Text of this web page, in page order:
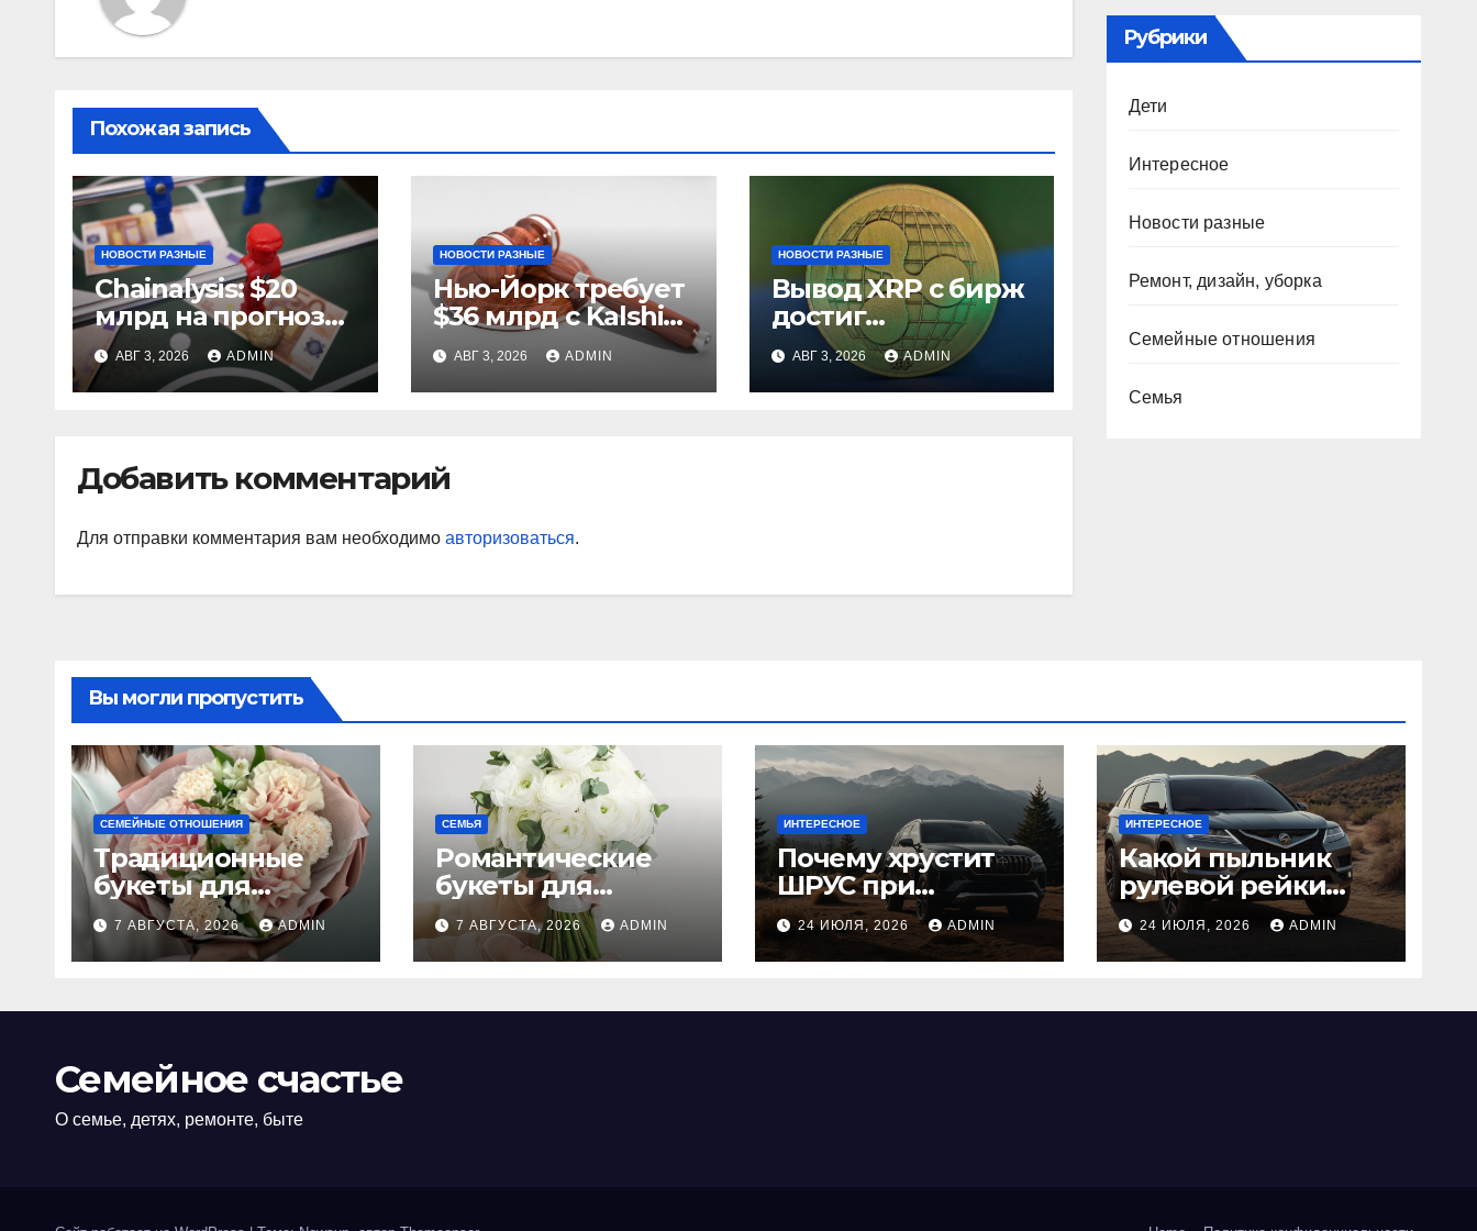
Похожая запись
НОВОСТИ РАЗНЫЕ
Chainalysis: $20
млрд на прогнозах
ЧМ-2022, $5,4 млн
из них незаконные
АВГ 3, 2026 ADMIN
НОВОСТИ РАЗНЫЕ
Нью-Йорк требует
$36 млрд с Kalshi
за незаконные
ставки
АВГ 3, 2026 ADMIN
НОВОСТИ РАЗНЫЕ
Вывод XRP с бирж
достиг
рекордного
максимума за 5
лет
АВГ 3, 2026 ADMIN
Добавить комментарий
Для отправки комментария вам необходимо авторизоваться.
Рубрики
Дети
Интересное
Новости разные
Ремонт, дизайн, уборка
Семейные отношения
Семья
Вы могли пропустить
СЕМЕЙНЫЕ ОТНОШЕНИЯ
Традиционные
букеты для
женщин
7 АВГУСТА, 2026 ADMIN
СЕМЬЯ
Романтические
букеты для
свадьбы
7 АВГУСТА, 2026 ADMIN
ИНТЕРЕСНОЕ
Почему хрустит
ШРУС при
повороте:
причины,
диагностика
24 ИЮЛЯ, 2026 ADMIN
ИНТЕРЕСНОЕ
Какой пыльник
рулевой рейки
лучше выбрать:
оригинальный
или аналог, резина
24 ИЮЛЯ, 2026 ADMIN
Семейное счастье
О семье, детях, ремонте, быте